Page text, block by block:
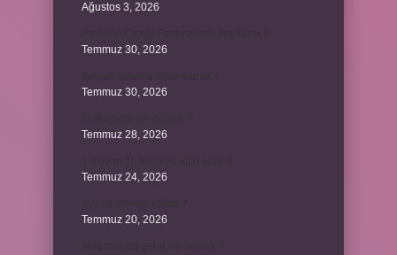
Ağustos 3, 2026
Temmuz 30, 2026
Temmuz 30, 2026
Temmuz 28, 2026
Temmuz 24, 2026
Temmuz 20, 2026